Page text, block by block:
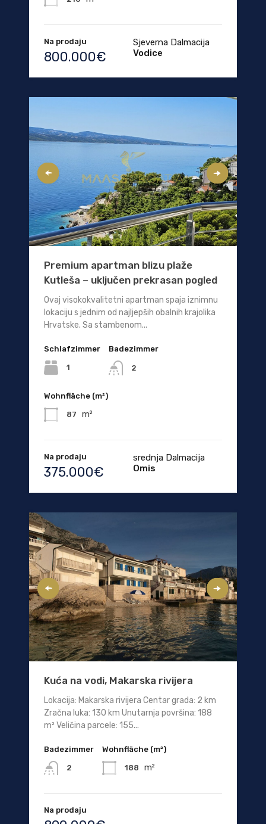
Na prodaju
800.000€
Sjeverna Dalmacija
Vodice
Premium apartman blizu plaže
Kutleša – uključen prekrasan pogled
Ovaj visokokvalitetni apartman spaja iznimnu
lokaciju s jednim od najljepših obalnih krajolika
Hrvatske. Sa stambenom...
Schlafzimmer
1
Badezimmer
2
Wohnfläche (m²)
87 m²
Na prodaju
375.000€
srednja Dalmacija
Omis
Kuća na vodi, Makarska rivijera
Lokacija: Makarska rivijera Centar grada: 2 km
Zračna luka: 130 km Unutarnja površina: 188
m² Veličina parcele: 155...
Badezimmer
2
Wohnfläche (m²)
188 m²
Na prodaju